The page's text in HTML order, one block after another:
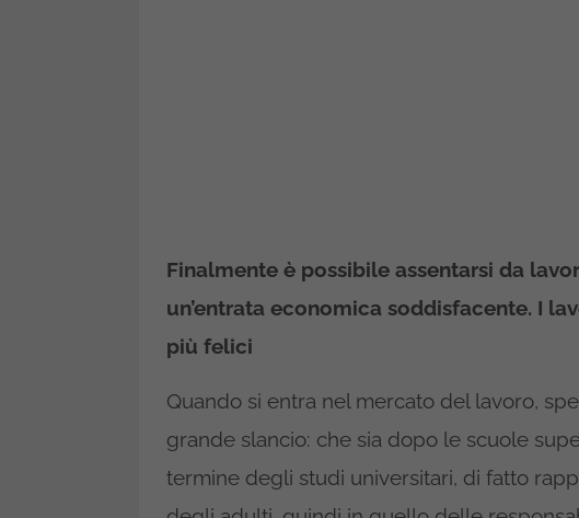
Finalmente è possibile assentarsi da
un’entrata economica soddisfacente. I
più felici
Quando si entra nel mercato del lavoro,
grande slancio: che sia dopo le scuole
termine degli studi universitari, di fatto